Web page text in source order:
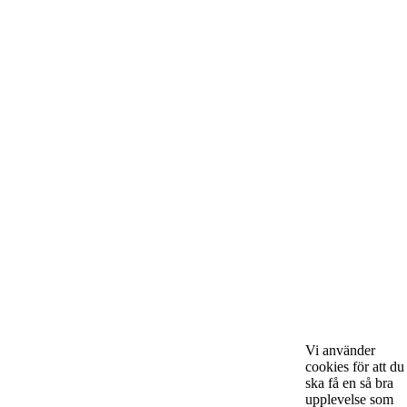
Vi använder
cookies för att du
ska få en så bra
upplevelse som